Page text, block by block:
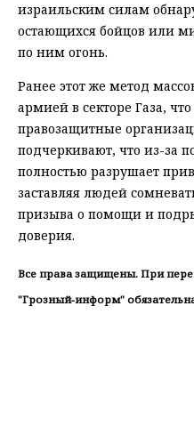
израильским силам
остающихся бойцов или
по ним огонь.
Ранее этот же метод
армией в секторе Газа,
правозащитные
подчеркивают, что из-за
полностью разрушает
заставляя людей
призыва о помощи и
доверия.
Все права защищены. При
"Грозный-информ"